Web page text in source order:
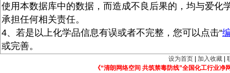
使用本数据库中的数据，而造成不良后果的，均与爱化
承担任何相关责任。
4、若是以上化学品信息有误或者不完整，您可以点击“
或完善。
设为首页 加入收藏
《“清朗网络空间 共筑禁毒防线”全国化工行业净